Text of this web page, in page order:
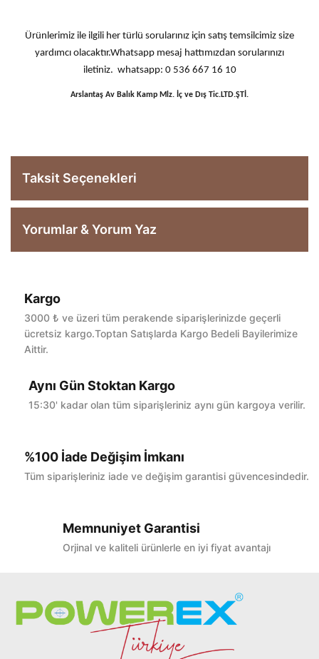
Ürünlerimiz ile ilgili her türlü sorularınız için satış temsilcimiz size
yardımcı olacaktır.Whatsapp mesaj hattımızdan sorularınızı
iletiniz. whatsapp: 0 536 667 16 10
Arslantaş Av Balık Kamp Mlz. İç ve Dış Tic.LTD.ŞTİ.
Taksit Seçenekleri
Yorumlar & Yorum Yaz
Bu ürüne ilk yorumu siz yapın!
Kargo
3000 ₺ ve üzeri tüm perakende siparişlerinizde geçerli
ücretsiz kargo.Toptan Satışlarda Kargo Bedeli Bayilerimize
Aittir.
Aynı Gün Stoktan Kargo
15:30' kadar olan tüm siparişleriniz aynı gün kargoya verilir.
%100 İade Değişim İmkanı
Tüm siparişleriniz iade ve değişim garantisi güvencesindedir.
Memnuniyet Garantisi
Orjinal ve kaliteli ürünlerle en iyi fiyat avantajı